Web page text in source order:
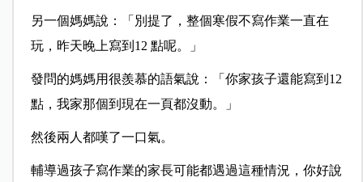
另一個媽媽說：「別提了，整個寒假不寫作業一直在
玩，昨天晚上寫到12 點呢。」
發問的媽媽用很羨慕的語氣說：「你家孩子還能寫到12
點，我家那個到現在一頁都沒動。」
然後兩人都嘆了一口氣。
輔導過孩子寫作業的家長可能都遇過這種情況，你好說